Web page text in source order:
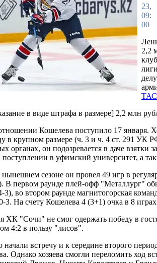
23,
09:
00
2,2
в виде штрафа в размере] 2,2 млн
Кошелева поступило 17 января.
в крупном размере (ч. 3 и ч. 4 ст. 291 УК
органах, он подозревается в даче взятки
поступлении в уфимский университет, а
нынешнем сезоне он провел 49 игр в
В первом раунде плей-офф "Металлург"
во втором раунде магнитогорская
3. На счету Кошелева 4 (3+1) очка в 8
ХК "Сочи" не смог одержать победу в
4:2 в пользу "лисов".
встречу и к середине второго
Однако хозяева смогли переломить ход